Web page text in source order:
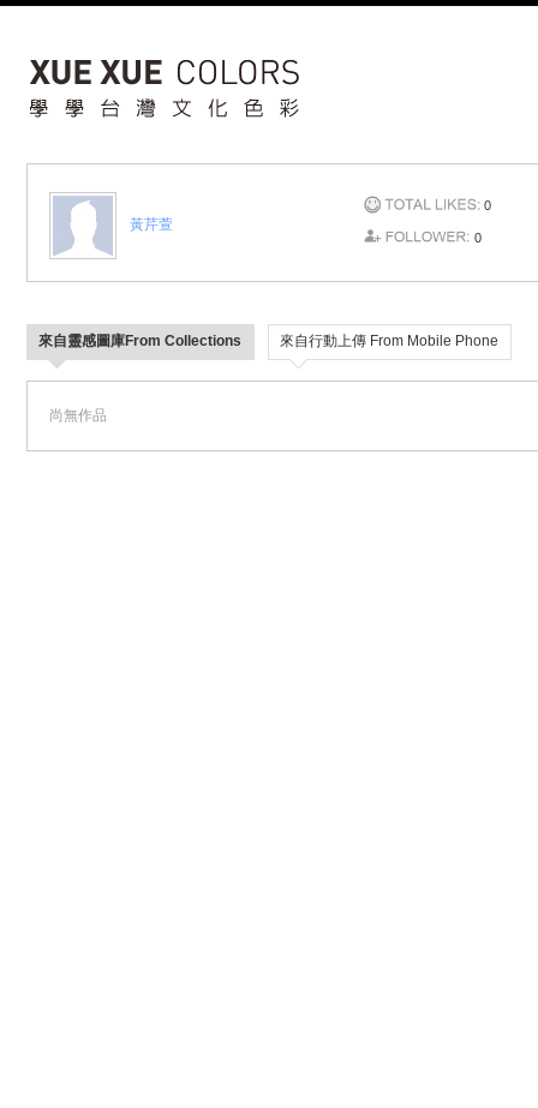
黃芹萱
0
0
來自靈感圖庫From Collections 來自行動上傳 From Mobile Phone
尚無作品